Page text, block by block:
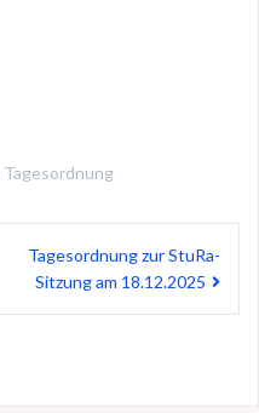
Tagesordnung
Tagesordnung zur StuRa-
Sitzung am 18.12.2025